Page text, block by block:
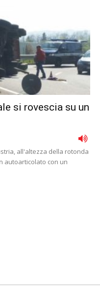
si rovescia su un
all'altezza della rotonda
autoarticolato con un